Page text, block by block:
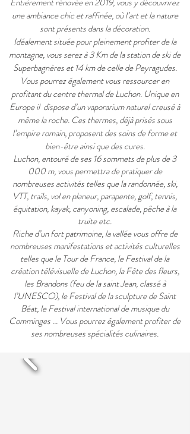
une ambiance chic et raffinée, où l’art et la nature
sont présents dans la décoration.
Idéalement située pour pleinement profiter de la
montagne, vous serez à 3 Km de la station de ski de
Superbagnères et 14 km de celle de Peyragudes.
Vous pourrez également vous ressourcer en
profitant du centre thermal de Luchon. Unique en
Europe il dispose d’un vaporarium naturel creusé à
même la roche. Ces thermes, déjà prisés sous
l’empire romain, proposent des soins de forme et
bien-être ainsi que des cures.
Luchon, entouré de ses 16 sommets de plus de 3
000 m, vous permettra de pratiquer de
nombreuses activités telles que la randonnée, ski,
VTT, trails, vol en planeur, parapente, golf, tennis,
équitation, kayak, canyoning, escalade, pêche à la
truite etc.
Riche d’un fort patrimoine, la vallée vous offre de
nombreuses manifestations et activités culturelles
telles que le Tour de France, le Festival de la
création télévisuelle de Luchon, la Fête des fleurs,
les Brandons (feu de la saint Jean, classé à
l’UNESCO), le Festival de la sculpture de Saint
Béat, le Festival international de musique du
Comminges ... Vous pourrez également profiter de
ses nombreuses spécialités culinaires.